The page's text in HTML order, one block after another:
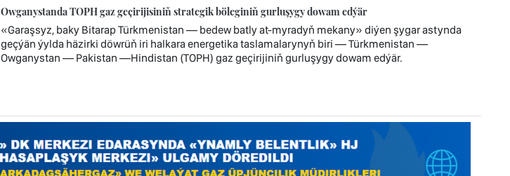
Owganystanda TOPH gaz geçirijisiniň strategik böleginiň gurluşygy dowam edýär
«Garaşsyz, baky Bitarap Türkmenistan — bedew batly at-myradyň mekany» diýen şygar astynda
geçýän ýylda häzirki döwrüň iri halkara energetika taslamalarynyň biri — Türkmenistan —
Owganystan — Pakistan —Hindistan (TOPH) gaz geçirijiniň gurluşygy dowam edýär.